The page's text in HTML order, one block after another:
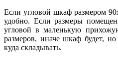
Если угловой шкаф размером
удобно. Если размеры
угловой в маленькую
размеров, иначе шкаф будет,
куда складывать.